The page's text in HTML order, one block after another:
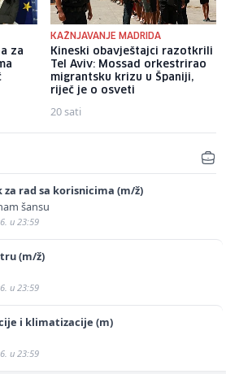
za
KAŽNJAVANJE MADRIDA
Kineski obavještajci razotkrili
Tel Aviv: Mossad orkestrirao
migrantsku krizu u Španiji,
riječ je o osveti
20 sati
rad sa korisnicima (m/ž)
šansu
u 23:59
(m/ž)
u 23:59
i klimatizacije (m)
u 23:59